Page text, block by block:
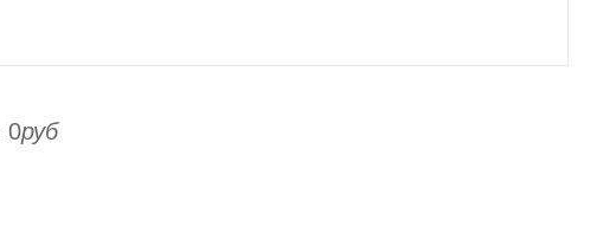
0руб